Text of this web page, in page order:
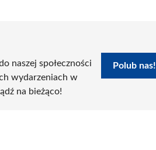
naszej społeczności
wydarzeniach w
na bieżąco!
Polub nas!